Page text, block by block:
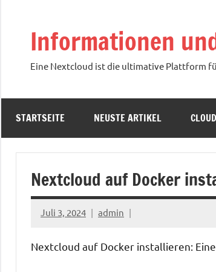
Informationen
Eine Nextcloud ist die ultimative Plattform
STARTSEITE NEUSTE ARTIKEL
Nextcloud auf Docker
Juli 3, 2024 admin
Nextcloud auf Docker installieren: